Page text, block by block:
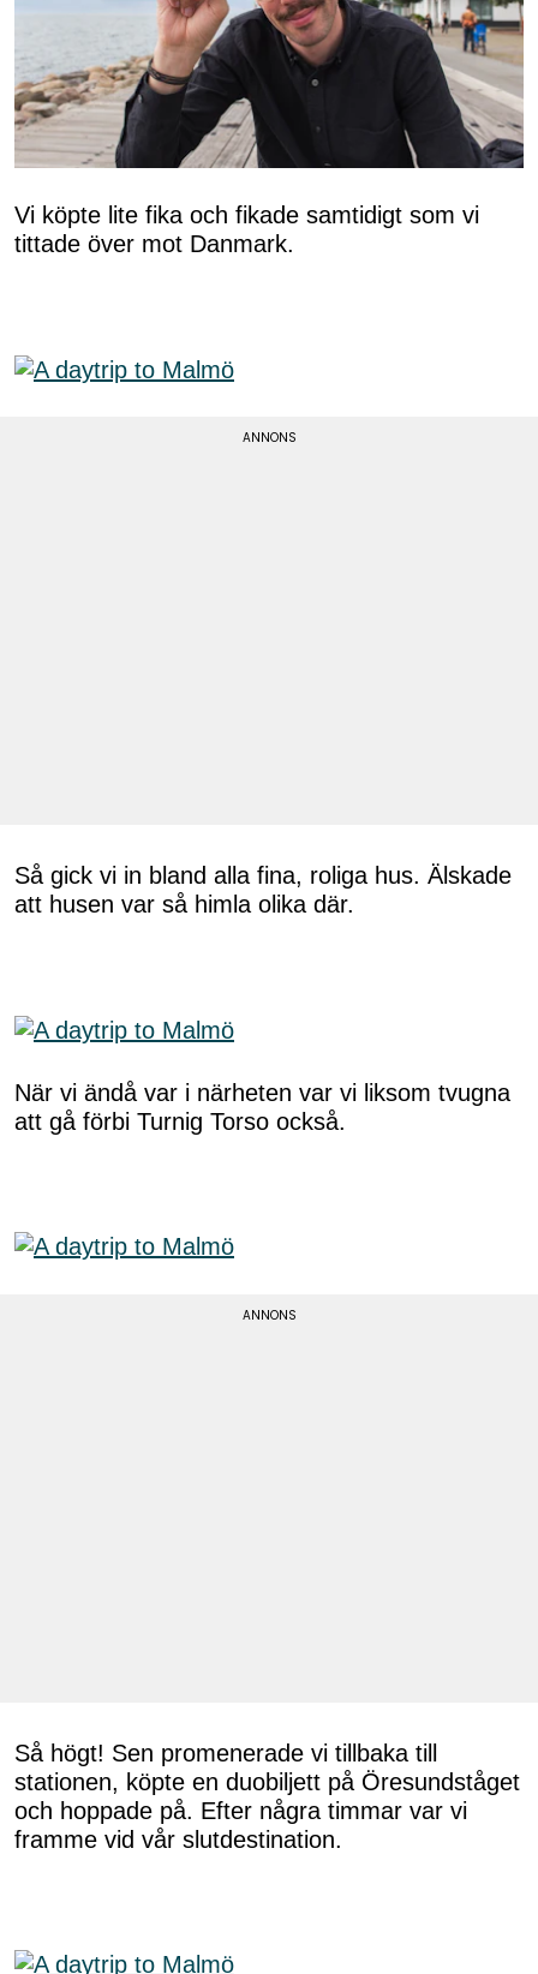
Vi köpte lite fika och fikade samtidigt som vi
tittade över mot Danmark.
Så gick vi in bland alla fina, roliga hus. Älskade
att husen var så himla olika där.
När vi ändå var i närheten var vi liksom tvugna
att gå förbi Turnig Torso också.
Så högt! Sen promenerade vi tillbaka till
stationen, köpte en duobiljett på Öresundståget
och hoppade på. Efter några timmar var vi
framme vid vår slutdestination.